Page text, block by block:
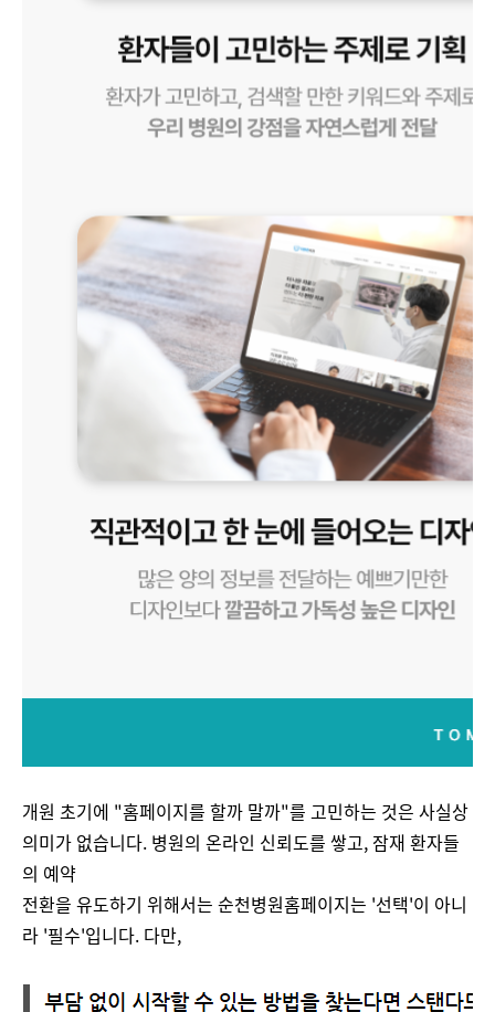
개원 초기에 "홈페이지를 할까 말까"를 고민하는 것은 사실상
의미가 없습니다. 병원의 온라인 신뢰도를 쌓고, 잠재 환자들
의 예약
전환을 유도하기 위해서는 순천병원홈페이지는 '선택'이 아니
라 '필수'입니다​. 다만,